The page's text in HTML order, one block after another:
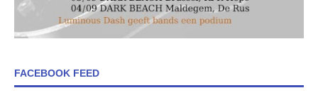
FACEBOOK FEED